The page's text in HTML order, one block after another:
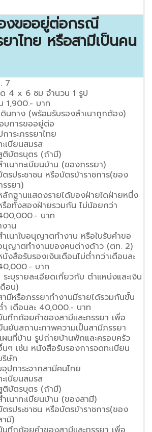
งขออยู่ต่อกรณี
ยาไทย หรือสามีเป็นคน
7
4 x 6 ซม จำนวน 1 รูป
1,900.- บาท
ดินทาง (พร้อมรับรองสำเนาถูกต้อง)
บการขออยู่ต่อ
าระภรรยาไทย
ะเบียนสมรส
ติบัตรบุตร (ถ้ามี)
ำเนาทะเบียนบ้าน (ของภรรยา)
ตรประชาชน หรือบัตรข้าราชการ(ของ
รรยา)
ลักฐานแสดงรายได้ของฝ่ายใดฝ่ายหนึ่ง
รือทั้งสองฝ่ายรวมกัน ไม่น้อยกว่า
บาท
าน
ำเนาใบอนุญาตทำงาน หรือใบรับคำขอ
นุญาตทำงานของคนต่างด้าว (ตท. 2)
นังสือรับรองเงินเดือนไม่ต่ำกว่าเดือนละ
บาท
ระบุรายละเอียดเกี่ยวกับ ตำแหน่งและเงิน
ดือน)
ามีหรือภรรยาทำงานมีรายได้รวมกันขั้น
ำ เดือนละ 40,000.- บาท
นทึกถ้อยคำของสามีและภรรยา เพื่อ
นยันสถานะภาพความเป็นสามีภรรยา
ผนที่บ้าน รูปถ่ายบ้านพักและครอบครัว
นๆ เช่น หนังสือรับรองการจดทะเบียน
ริษัท
ปการะจากสามีคนไทย
ะเบียนสมรส
ติบัตรบุตร (ถ้ามี)
ำเนาทะเบียนบ้าน (ของสามี)
ตรประชาชน หรือบัตรข้าราชการ(ของ
ามี)